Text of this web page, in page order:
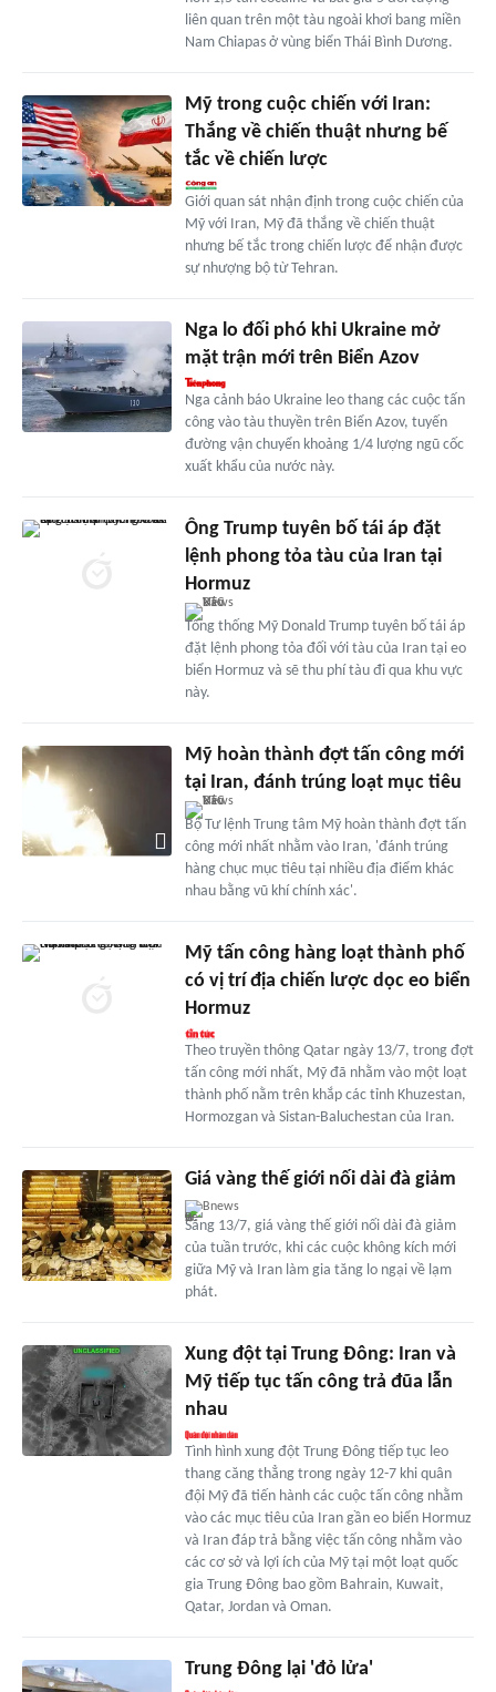
liên quan trên một tàu ngoài khơi bang miền
Nam Chiapas ở vùng biển Thái Bình Dương.
Mỹ trong cuộc chiến với Iran:
Thắng về chiến thuật nhưng bế
tắc về chiến lược
Giới quan sát nhận định trong cuộc chiến của
Mỹ với Iran, Mỹ đã thắng về chiến thuật
nhưng bế tắc trong chiến lược để nhận được
sự nhượng bộ từ Tehran.
Nga lo đối phó khi Ukraine mở
mặt trận mới trên Biển Azov
Nga cảnh báo Ukraine leo thang các cuộc tấn
công vào tàu thuyền trên Biển Azov, tuyến
đường vận chuyển khoảng 1/4 lượng ngũ cốc
xuất khẩu của nước này.
Ông Trump tuyên bố tái áp đặt
lệnh phong tỏa tàu của Iran tại
Hormuz
Tổng thống Mỹ Donald Trump tuyên bố tái áp
đặt lệnh phong tỏa đối với tàu của Iran tại eo
biển Hormuz và sẽ thu phí tàu đi qua khu vực
này.
Mỹ hoàn thành đợt tấn công mới
tại Iran, đánh trúng loạt mục tiêu
Bộ Tư lệnh Trung tâm Mỹ hoàn thành đợt tấn
công mới nhất nhằm vào Iran, 'đánh trúng
hàng chục mục tiêu tại nhiều địa điểm khác
nhau bằng vũ khí chính xác'.
Mỹ tấn công hàng loạt thành phố
có vị trí địa chiến lược dọc eo biển
Hormuz
Theo truyền thông Qatar ngày 13/7, trong đợt
tấn công mới nhất, Mỹ đã nhằm vào một loạt
thành phố nằm trên khắp các tỉnh Khuzestan,
Hormozgan và Sistan-Baluchestan của Iran.
Giá vàng thế giới nối dài đà giảm
Bnews
Sáng 13/7, giá vàng thế giới nối dài đà giảm
của tuần trước, khi các cuộc không kích mới
giữa Mỹ và Iran làm gia tăng lo ngại về lạm
phát.
Xung đột tại Trung Đông: Iran và
Mỹ tiếp tục tấn công trả đũa lẫn
nhau
Tình hình xung đột Trung Đông tiếp tục leo
thang căng thẳng trong ngày 12-7 khi quân
đội Mỹ đã tiến hành các cuộc tấn công nhằm
vào các mục tiêu của Iran gần eo biển Hormuz
và Iran đáp trả bằng việc tấn công nhằm vào
các cơ sở và lợi ích của Mỹ tại một loạt quốc
gia Trung Đông bao gồm Bahrain, Kuwait,
Qatar, Jordan và Oman.
Trung Đông lại 'đỏ lửa'